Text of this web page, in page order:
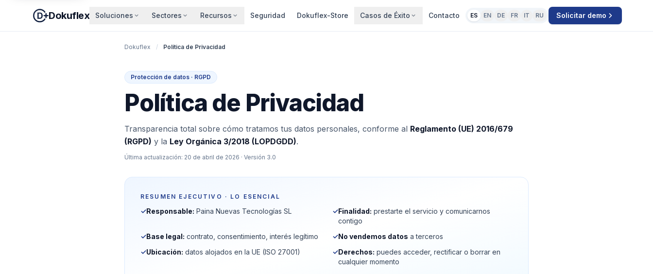
Dokuflex Soluciones Sectores Recursos Seguridad Dokuflex-Store Casos de Éxito Contacto ES EN DE FR IT RU Solicitar demo
Dokuflex / Política de Privacidad
Protección de datos · RGPD
Política de Privacidad
Transparencia total sobre cómo tratamos tus datos personales, conforme al Reglamento (UE) 2016/679
(RGPD) y la Ley Orgánica 3/2018 (LOPDGDD).
Última actualización: 20 de abril de 2026 · Versión 3.0
RESUMEN EJECUTIVO · LO ESENCIAL
✓Responsable: Paina Nuevas Tecnologías SL ✓Finalidad: prestarte el servicio y comunicarnos
contigo
✓Base legal: contrato, consentimiento, interés legítimo ✓No vendemos datos a terceros
✓Ubicación: datos alojados en la UE (ISO 27001) ✓Derechos: puedes acceder, rectificar o borrar en
cualquier momento